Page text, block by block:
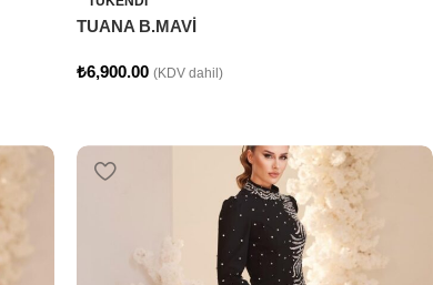
TUANA B.MAVİ
₺6,900.00 (KDV dahil)